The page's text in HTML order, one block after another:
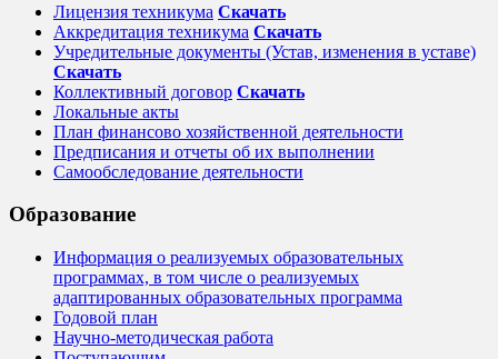
Лицензия техникума Скачать
Аккредитация техникума Скачать
Учредительные документы (Устав, изменения в уставе)
Скачать
Коллективный договор Cкачать
Локальные акты
План финансово хозяйственной деятельности
Предписания и отчеты об их выполнении
Самообследование деятельности
Образование
Информация о реализуемых образовательных
программах, в том числе о реализуемых
адаптированных образовательных программа
Годовой план
Научно-методическая работа